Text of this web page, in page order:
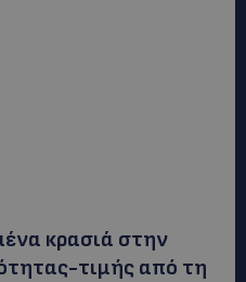
κρασιά στην
τιμής από τη